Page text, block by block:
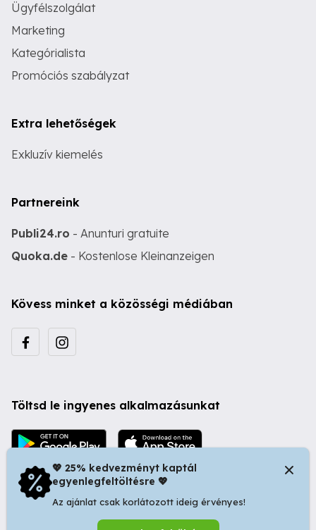
Ügyfélszolgálat
Marketing
Kategórialista
Promóciós szabályzat
Extra lehetőségek
Exkluzív kiemelés
Partnereink
Publi24.ro - Anunturi gratuite
Quoka.de - Kostenlose Kleinanzeigen
Kövess minket a közösségi médiában
Töltsd le ingyenes alkalmazásunkat
💖 25% kedvezményt kaptál
egyenlegfeltöltésre 💖
Az ajánlat csak korlátozott ideig érvényes!